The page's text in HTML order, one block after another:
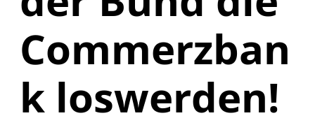
Commerzban
k loswerden!